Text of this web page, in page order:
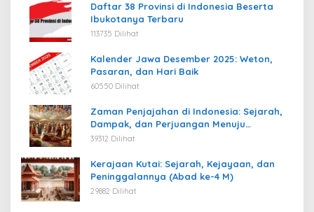
Daftar 38 Provinsi di Indonesia Beserta
Ibukotanya Terbaru
113735 Dilihat
Kalender Jawa Desember 2025: Weton,
Pasaran, dan Hari Baik
60550 Dilihat
Zaman Penjajahan di Indonesia: Sejarah,
Dampak, dan Perjuangan Menuju
Kemerdekaan
39312 Dilihat
Kerajaan Kutai: Sejarah, Kejayaan, dan
Peninggalannya (Abad ke-4 M)
29882 Dilihat